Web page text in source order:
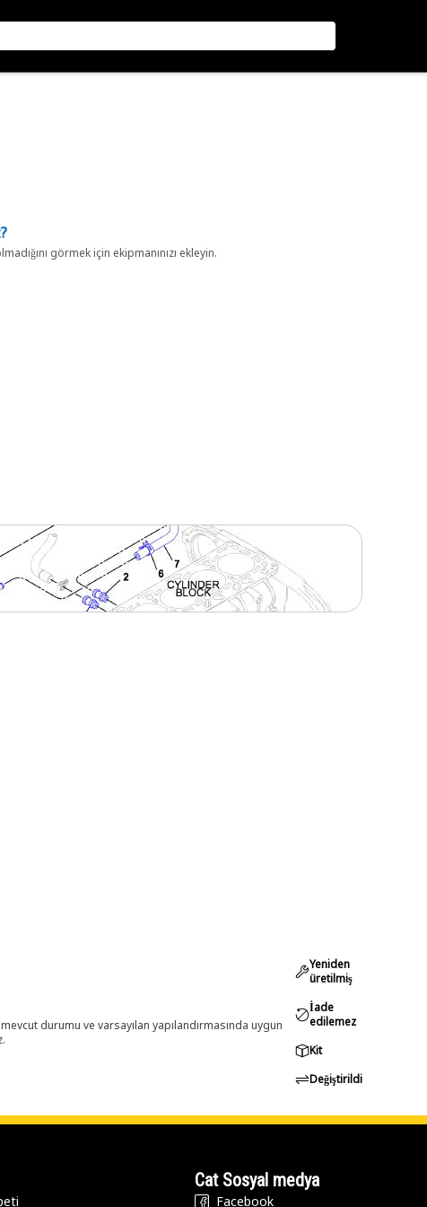
görmek için ekipmanınızı ekleyin.
durumu ve varsayılan yapılandırmasında uygun
Yeniden
üretilmiş
İade
edilemez
Kit
Değiştirildi
Cat Sosyal medya
Facebook